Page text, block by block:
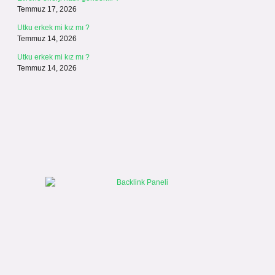
Temmuz 17, 2026
Utku erkek mi kız mı ?
Temmuz 14, 2026
Utku erkek mi kız mı ?
Temmuz 14, 2026